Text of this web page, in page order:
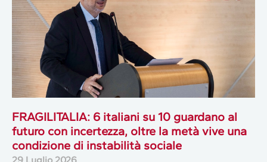
FRAGILITALIA: 6 italiani su 10 guardano al
futuro con incertezza, oltre la metà vive una
condizione di instabilità sociale
29 Luglio 2026